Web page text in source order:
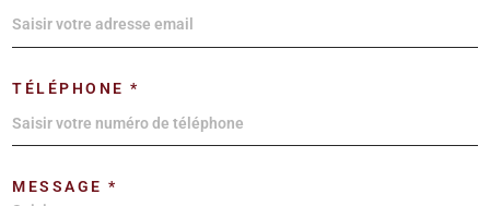
TÉLÉPHONE *
MESSAGE *